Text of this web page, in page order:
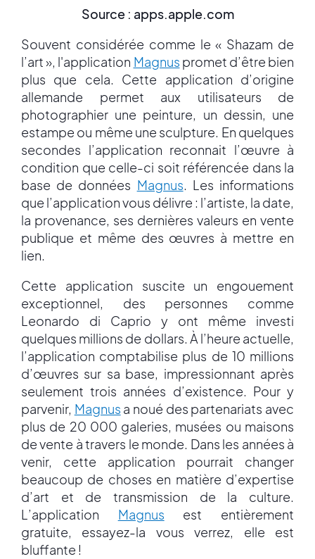
Source : apps.apple.com
Souvent considérée comme le « Shazam de
l’art », l'application Magnus promet d’être bien
plus que cela. Cette application d’origine
allemande permet aux utilisateurs de
photographier une peinture, un dessin, une
estampe ou même une sculpture. En quelques
secondes l’application reconnait l’œuvre à
condition que celle-ci soit référencée dans la
base de données Magnus. Les informations
que l’application vous délivre : l’artiste, la date,
la provenance, ses dernières valeurs en vente
publique et même des œuvres à mettre en
lien.
Cette application suscite un engouement
exceptionnel, des personnes comme
Leonardo di Caprio y ont même investi
quelques millions de dollars. À l’heure actuelle,
l’application comptabilise plus de 10 millions
d’œuvres sur sa base, impressionnant après
seulement trois années d’existence. Pour y
parvenir, Magnus a noué des partenariats avec
plus de 20 000 galeries, musées ou maisons
de vente à travers le monde. Dans les années à
venir, cette application pourrait changer
beaucoup de choses en matière d’expertise
d’art et de transmission de la culture.
L’application Magnus est entièrement
gratuite, essayez-la vous verrez, elle est
bluffante !